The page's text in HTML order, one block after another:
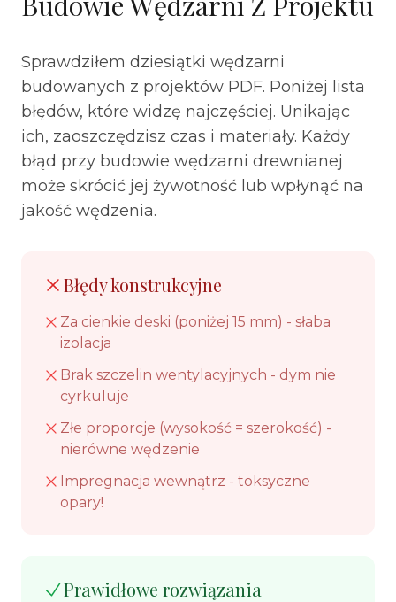
Sprawdziłem dziesiątki wędzarni
budowanych z projektów PDF. Poniżej lista
błędów, które widzę najczęściej. Unikając
ich, zaoszczędzisz czas i materiały. Każdy
błąd przy budowie wędzarni drewnianej
może skrócić jej żywotność lub wpłynąć na
jakość wędzenia.
Błędy konstrukcyjne
Za cienkie deski (poniżej 15 mm) - słaba
izolacja
Brak szczelin wentylacyjnych - dym nie
cyrkuluje
Złe proporcje (wysokość = szerokość) -
nierówne wędzenie
Impregnacja wewnątrz - toksyczne
opary!
Prawidłowe rozwiązania